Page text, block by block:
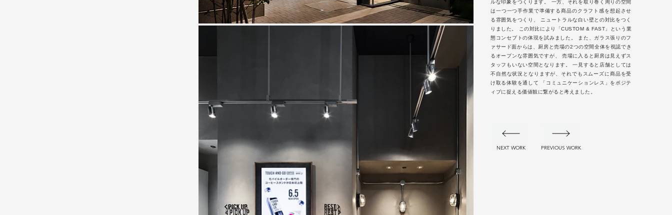
ルな印象をつくります。 一方、それを取り巻く周りの空間
は一つ一つ手作業で準備する商品のクラフト感を想起させ
る雰囲気をつくり、 ニュートラルな白い壁との対比をつく
りました。 この対比により「CUSTOM & FAST」という業
態コンセプトの体現を試みました。 また、ガラス張りのフ
ァサード面からは、厨房と売場の2つの空間全体を視認でき
るオープンな雰囲気ですが、 売場に入ると厨房は見えずス
タッフもいない空間となります。 一見すると店舗としては
不自然な状況となりますが、それでもスムーズに商品を受
け取る体験を通して 「コミュニケーションレス」をポジテ
ィブに捉える価値観に繋がると考えました。
NEXT WORK PREVIOUS WORK